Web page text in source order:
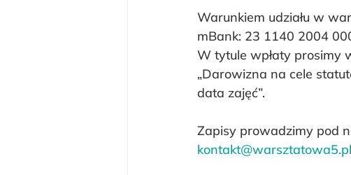
Warunkiem udziału w
mBank: 23 1140 2004
W tytule wpłaty prosimy
„Darowizna na cele
data zajęć”.
Zapisy prowadzimy pod
kontakt@warsztatowa5.pl